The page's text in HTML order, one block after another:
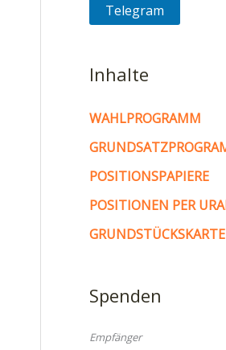
Telegram
Inhalte
WAHLPROGRAMM
POSITIONSPAPIERE
POSITIONEN PER
GRUNDSTÜCKSKARTE
Spenden
Empfänger